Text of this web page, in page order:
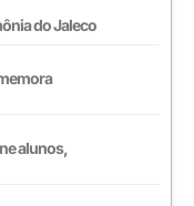
do Jaleco
alunos,